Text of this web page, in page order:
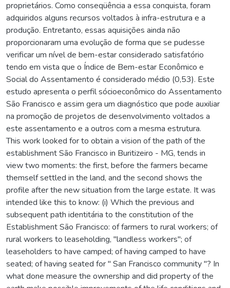
proprietários. Como conseqüência a essa conquista, foram
adquiridos alguns recursos voltados à infra-estrutura e a
produção. Entretanto, essas aquisições ainda não
proporcionaram uma evolução de forma que se pudesse
verificar um nível de bem-estar considerado satisfatório
tendo em vista que o Índice de Bem-estar Econômico e
Social do Assentamento é considerado médio (0,53). Este
estudo apresenta o perfil sócioeconômico do Assentamento
São Francisco e assim gera um diagnóstico que pode auxiliar
na promoção de projetos de desenvolvimento voltados a
este assentamento e a outros com a mesma estrutura.
This work looked for to obtain a vision of the path of the
establishment São Francisco in Buritizeiro - MG, tends in
view two moments: the first, before the farmers became
themself settled in the land, and the second shows the
profile after the new situation from the large estate. It was
intended like this to know: (i) Which the previous and
subsequent path identitária to the constitution of the
Establishment São Francisco: of farmers to rural workers; of
rural workers to leaseholding, "landless workers"; of
leaseholders to have camped; of having camped to have
seated; of having seated for " San Francisco community "? In
what done measure the ownership and did property of the